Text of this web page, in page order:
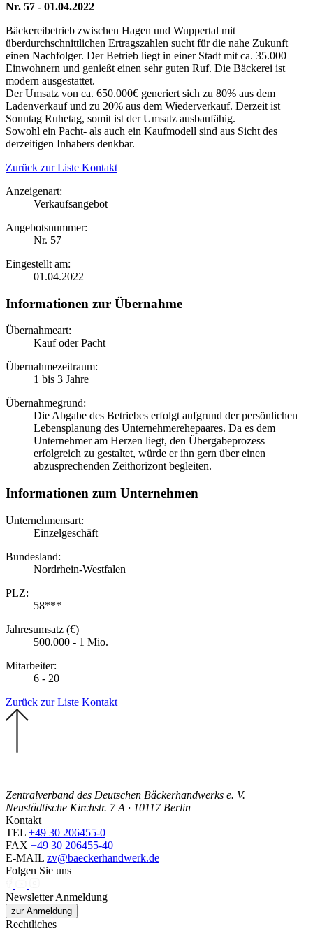
Nr. 57 - 01.04.2022
Bäckereibetrieb zwischen Hagen und Wuppertal mit
überdurchschnittlichen Ertragszahlen sucht für die nahe Zukunft
einen Nachfolger. Der Betrieb liegt in einer Stadt mit ca. 35.000
Einwohnern und genießt einen sehr guten Ruf. Die Bäckerei ist
modern ausgestattet.
Der Umsatz von ca. 650.000€ generiert sich zu 80% aus dem
Ladenverkauf und zu 20% aus dem Wiederverkauf. Derzeit ist
Sonntag Ruhetag, somit ist der Umsatz ausbaufähig.
Sowohl ein Pacht- als auch ein Kaufmodell sind aus Sicht des
derzeitigen Inhabers denkbar.
Zurück zur Liste Kontakt
Anzeigenart:
Verkaufsangebot
Angebotsnummer:
Nr. 57
Eingestellt am:
01.04.2022
Informationen zur Übernahme
Übernahmeart:
Kauf oder Pacht
Übernahmezeitraum:
1 bis 3 Jahre
Übernahmegrund:
Die Abgabe des Betriebes erfolgt aufgrund der persönlichen
Lebensplanung des Unternehmerehepaares. Da es dem
Unternehmer am Herzen liegt, den Übergabeprozess
erfolgreich zu gestaltet, würde er ihn gern über einen
abzusprechenden Zeithorizont begleiten.
Informationen zum Unternehmen
Unternehmensart:
Einzelgeschäft
Bundesland:
Nordrhein-Westfalen
PLZ:
58***
Jahresumsatz (€)
500.000 - 1 Mio.
Mitarbeiter:
6 - 20
Zurück zur Liste Kontakt
Zentralverband des Deutschen Bäckerhandwerks e. V.
Neustädtische Kirchstr. 7 A · 10117 Berlin
Kontakt
TEL +49 30 206455-0
FAX +49 30 206455-40
E-MAIL zv@baeckerhandwerk.de
Folgen Sie uns
Newsletter Anmeldung
zur Anmeldung
Rechtliches